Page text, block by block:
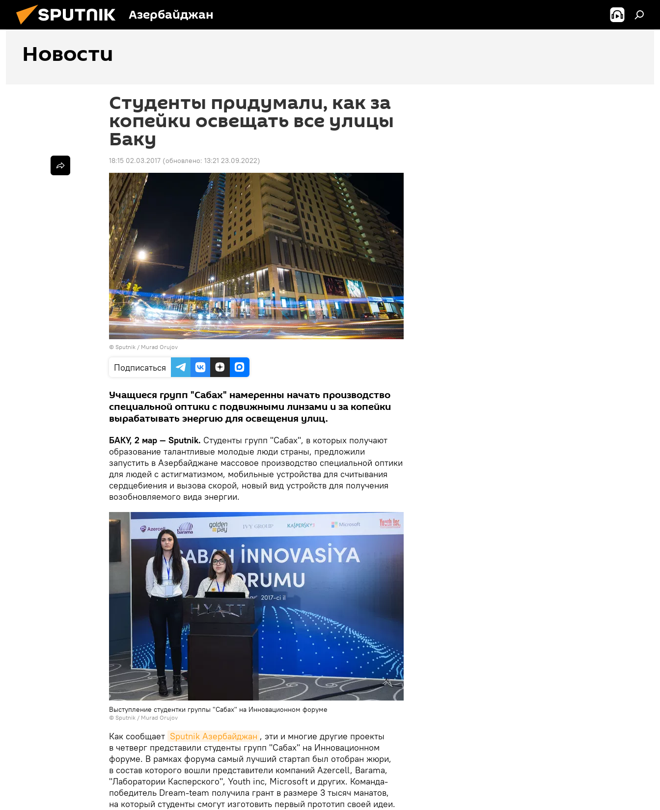
Азербайджан
Новости
Студенты придумали, как за
копейки освещать все улицы
Баку
18:15 02.03.2017 (обновлено: 13:21 23.09.2022)
© Sputnik / Murad Orujov
Подписаться
Учащиеся групп "Сабах" намеренны начать производство
специальной оптики с подвижными линзами и за копейки
вырабатывать энергию для освещения улиц.
БАКУ, 2 мар — Sputnik. Студенты групп "Сабах", в которых получают
образование талантливые молодые люди страны, предложили
запустить в Азербайджане массовое производство специальной оптики
для людей с астигматизмом, мобильные устройства для считывания
сердцебиения и вызова скорой, новый вид устройств для получения
возобновляемого вида энергии.
Выступление студентки группы "Сабах" на Инновационном форуме
© Sputnik / Murad Orujov
Как сообщает Sputnik Азербайджан , эти и многие другие проекты
в четверг представили студенты групп "Сабах" на Инновационном
форуме. В рамках форума самый лучший стартап был отобран жюри,
в состав которого вошли представители компаний Azercell, Barama,
"Лаборатории Касперского", Youth inc, Microsoft и других. Команда-
победитель Dream-team получила грант в размере 3 тысяч манатов,
на который студенты смогут изготовить первый прототип своей идеи.